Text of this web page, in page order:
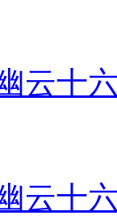
云十
云十